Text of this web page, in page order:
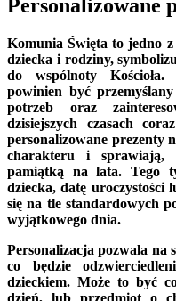
Personalizowane
Komunia Święta to jedno
dziecka i rodziny,
do wspólnoty Kościoła.
powinien być
potrzeb oraz
dzisiejszych czasach
personalizowane prezenty
charakteru i sprawiają,
pamiątką na lata. Tego
dziecka, datę uroczystości
się na tle standardowych
wyjątkowego dnia.
Personalizacja pozwala na
co będzie
dzieckiem. Może to być
dzień, lub przedmiot o